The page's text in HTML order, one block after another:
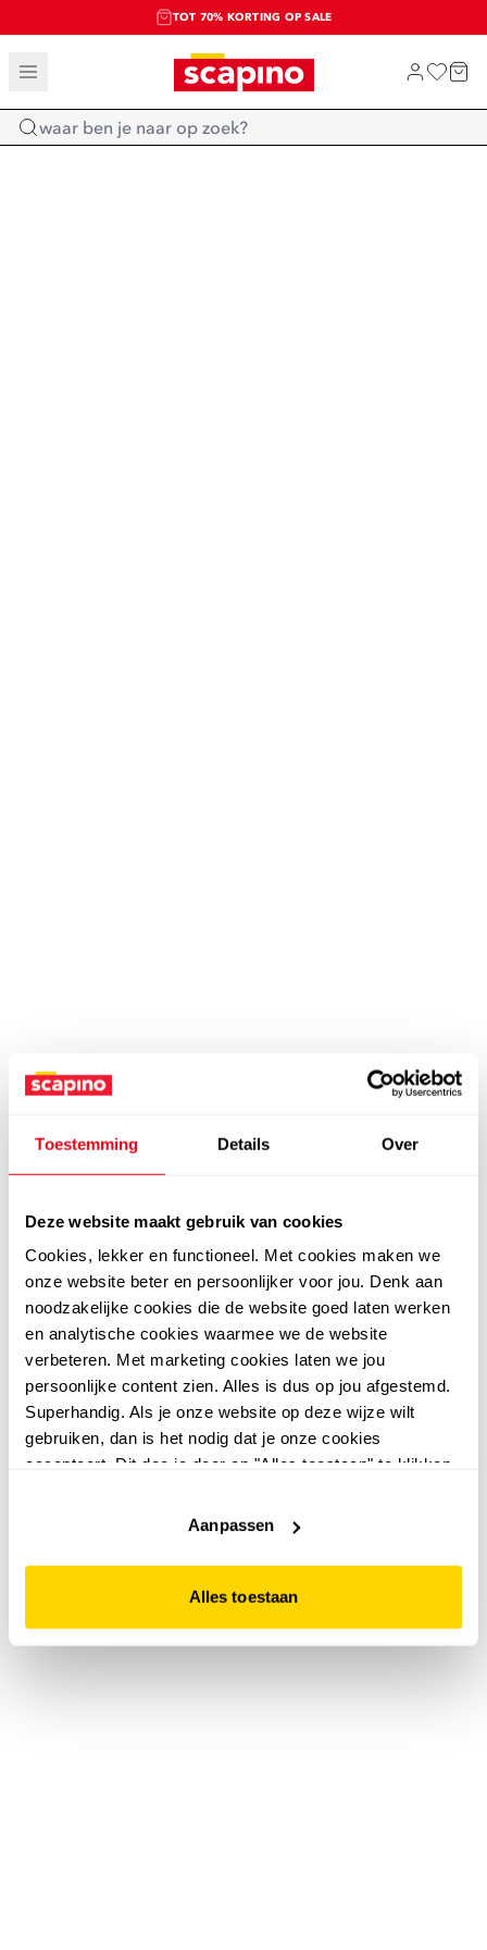
Toestemming Details Over
Deze website maakt gebruik van cookies
Cookies, lekker en functioneel. Met cookies maken we
onze website beter en persoonlijker voor jou. Denk aan
noodzakelijke cookies die de website goed laten werken
en analytische cookies waarmee we de website
verbeteren. Met marketing cookies laten we jou
persoonlijke content zien. Alles is dus op jou afgestemd.
Superhandig. Als je onze website op deze wijze wilt
gebruiken, dan is het nodig dat je onze cookies
accepteert. Dit doe je door op "Alles toestaan" te klikken.
website niet optimaal functioneert.
Aanpassen
Alles toestaan
TOT 70% KORTING OP SALE
SALE: LAATSTE KANS!
SHOP NIEUW
Home